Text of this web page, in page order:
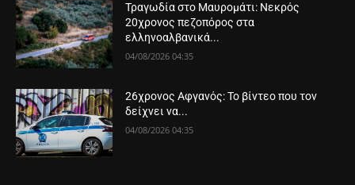
Τραγωδία στο Μαυρομάτι: Νεκρός
20χρονος πεζοπόρος στα
ελληνοαλβανικά...
04/08/2026 04:35
26χρονος Αφγανός: Το βίντεο που τον
δείχνει να...
04/08/2026 04:35